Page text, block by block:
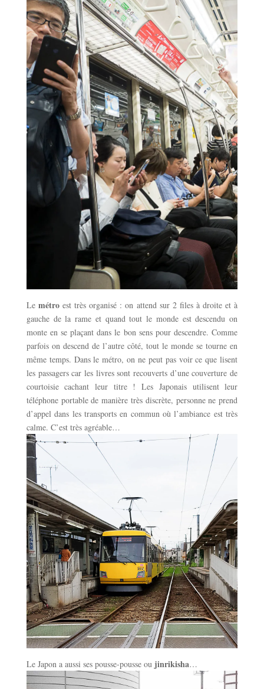
Le métroest très organisé : on attend sur 2 files à droite et à
gauche de la rame et quand tout le monde est descendu on
monte en se plaçant dans le bon sens pour descendre. Comme
parfois on descend de l’autre côté, tout le monde se tourne en
même temps. Dans le métro, on ne peut pas voir ce que lisent
les passagers car les livres sont recouverts d’une couverture de
courtoisie cachant leur titre ! Les Japonais utilisent leur
téléphone portable de manière très discrète, personne ne prend
d’appel dans les transports en commun où l’ambiance est très
calme. C’est très agréable…
Le Japon a aussi ses pousse-pousse ou jinrikisha…